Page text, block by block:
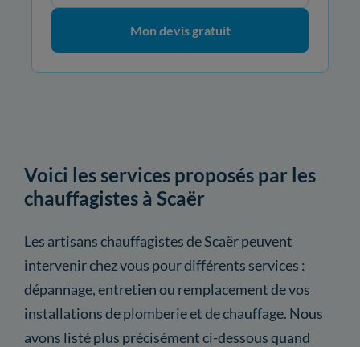
Mon devis gratuit
Voici les services proposés par les
chauffagistes à Scaër
Les artisans chauffagistes de Scaër peuvent
intervenir chez vous pour différents services :
dépannage, entretien ou remplacement de vos
installations de plomberie et de chauffage. Nous
avons listé plus précisément ci-dessous quand